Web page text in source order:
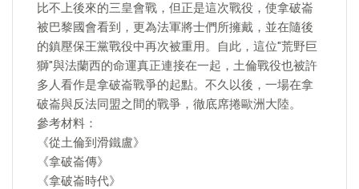
比不上後來的三皇會戰，但正是這次戰役，使拿破崙
被巴黎國會看到，更為法軍將士們所擁戴，並在隨後
的鎮壓保王黨戰役中再次被重用。自此，這位"荒野巨
獅"與法蘭西的命運真正連接在一起，土倫戰役也被許
多人看作是拿破崙戰爭的起點。不久以後，一場在拿
破崙與反法同盟之間的戰爭，徹底席捲歐洲大陸。
參考材料：
《從土倫到滑鐵盧》
《拿破崙傳》
《拿破崙時代》